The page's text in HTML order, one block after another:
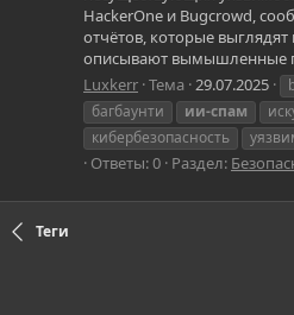
HackerOne и Bugcrowd,
отчётов, которые
описывают вымышленные
Luxkerr Тема 29.07.2025
багбаунти
ии-спам
кибербезопасность
Ответы: 0 Раздел:
Теги